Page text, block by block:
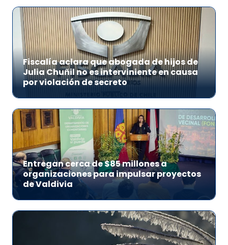
Fiscalía aclara que abogada de hijos de
Julia Chuñil no es interviniente en causa
por violación de secreto
Entregan cerca de $85 millones a
organizaciones para impulsar proyectos
de Valdivia